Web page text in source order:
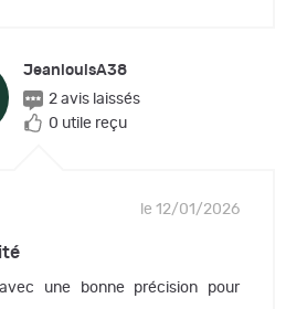
JeanlouisA38
2 avis laissés
0 utile reçu
le 12/01/2026
une bonne précision pour